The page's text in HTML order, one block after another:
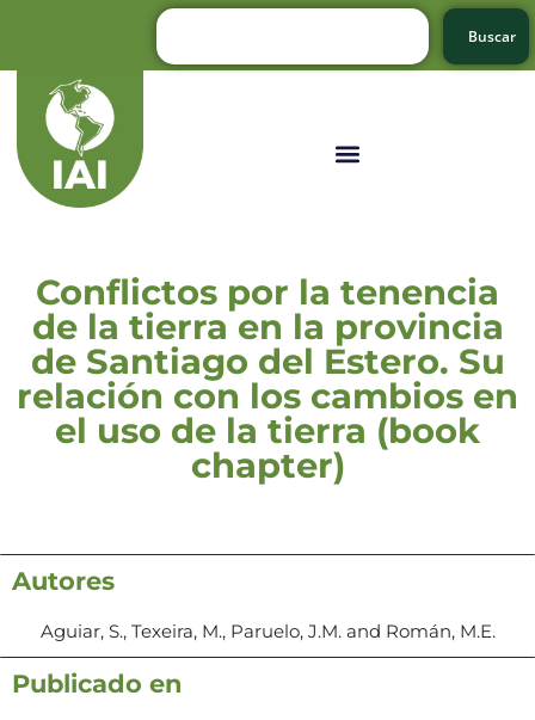
Buscar
Conflictos por la tenencia
de la tierra en la provincia
de Santiago del Estero. Su
relación con los cambios en
el uso de la tierra (book
chapter)
Autores
Aguiar, S., Texeira, M., Paruelo, J.M. and Román, M.E.
Publicado en